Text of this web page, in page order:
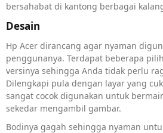
bersahabat di kantong berbagai
Desain
Hp Acer dirancang agar nyaman
penggunanya. Terdapat beberapa
versinya sehingga Anda tidak perlu
Dilengkapi pula dengan layar yang
sangat cocok digunakan untuk
sekedar mengambil gambar.
Bodinya gagah sehingga nyaman